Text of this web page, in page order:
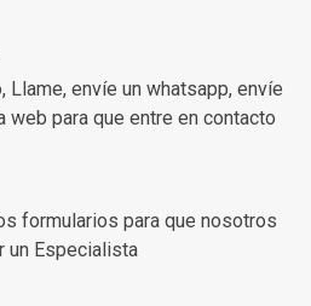
Llame, envíe un whatsapp, envíe
web para que entre en contacto
formularios para que nosotros
un Especialista